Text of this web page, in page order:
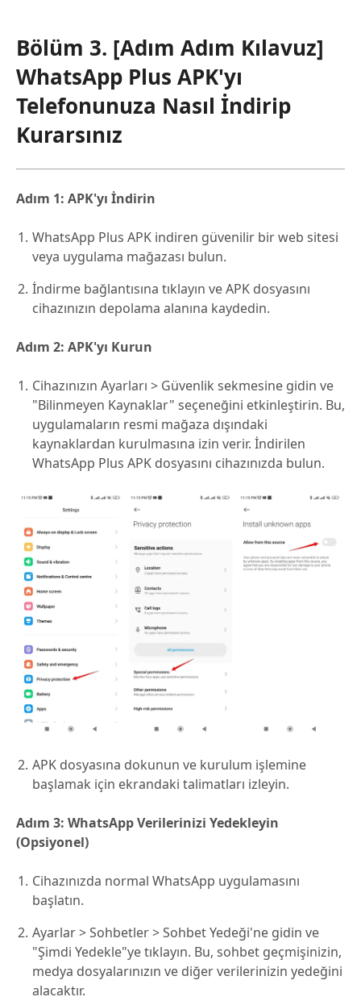
Bölüm 3. [Adım Adım Kılavuz]
WhatsApp Plus APK'yı
Telefonunuza Nasıl İndirip
Kurarsınız
Adım 1: APK'yı İndirin
WhatsApp Plus APK indiren güvenilir bir web sitesi
veya uygulama mağazası bulun.
İndirme bağlantısına tıklayın ve APK dosyasını
cihazınızın depolama alanına kaydedin.
Adım 2: APK'yı Kurun
Cihazınızın Ayarları > Güvenlik sekmesine gidin ve
"Bilinmeyen Kaynaklar" seçeneğini etkinleştirin. Bu,
uygulamaların resmi mağaza dışındaki
kaynaklardan kurulmasına izin verir. İndirilen
WhatsApp Plus APK dosyasını cihazınızda bulun.
APK dosyasına dokunun ve kurulum işlemine
başlamak için ekrandaki talimatları izleyin.
Adım 3: WhatsApp Verilerinizi Yedekleyin
(Opsiyonel)
Cihazınızda normal WhatsApp uygulamasını
başlatın.
Ayarlar > Sohbetler > Sohbet Yedeği'ne gidin ve
"Şimdi Yedekle"ye tıklayın. Bu, sohbet geçmişinizin,
medya dosyalarınızın ve diğer verilerinizin yedeğini
alacaktır.